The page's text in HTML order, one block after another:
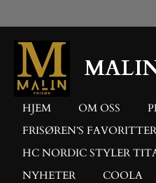
til
hovedinnhold
HJEM OM OSS
FRISØREN’S
HC NORDIC STYLER
NYHETER
COOLA